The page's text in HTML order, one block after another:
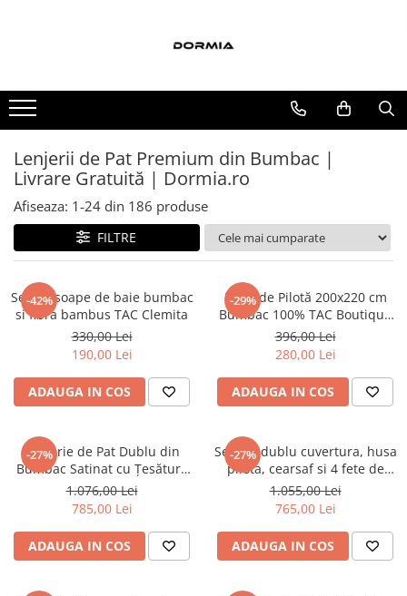
Lenjerii de pat bumbac ranforce
Lenjerii de pat bumbac satinat
Lenjerii de pat fibra de bambus
Lenjerii de pat Satin Deluxe
Lenjerii de pat tesatura Jacquard
Lenjerii hoteliere
Lenjerii pat copii
Lenjerii pat dublu 6 piese
Bumbac
Policotton
Covorase si seturi de covoare
pentru baie
Lenjerii de Pat Premium din Bumbac |
Livrare Gratuită | Dormia.ro
Afiseaza: 1-24 din 186 produse
FILTRE
-42%
Set prosoape de baie bumbac
si fibra bambus TAC Clemita
330,00 Lei
190,00 Lei
ADAUGA IN COS
-29%
Husă de Pilotă 200x220 cm
Bumbac 100% TAC Boutique
Leaf | Dormia.ro
396,00 Lei
280,00 Lei
ADAUGA IN COS
-27%
Lenjerie de Pat Dublu din
Bumbac Satinat cu Țesătură
Jacquard, 7 Piese – Rodrigo
Gri de la TAC
1.076,00 Lei
785,00 Lei
ADAUGA IN COS
-27%
Set pat dublu cuvertura, husa
pilota, cearsaf si 4 fete de
perna, bumbac satinat
tesatura Jacquard, TAC
Rodrigo Camel
1.055,00 Lei
765,00 Lei
ADAUGA IN COS